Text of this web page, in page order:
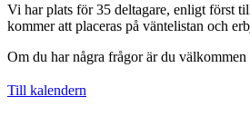
Vi har plats för 35 deltagare, enligt först
kommer att placeras på väntelistan och
Om du har några frågor är du välkommen
Till kalendern